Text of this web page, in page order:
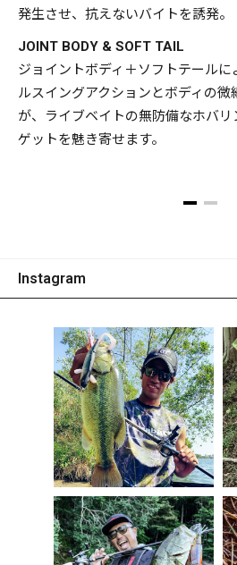
発生させ、抗えないバイトを誘発。
JOINT BODY & SOFT TAIL
ジョイントボディ＋ソフトテール
ルスイングアクションとボディの微
が、ライブベイトの無防備なホバ
ゲットを魅き寄せます。
Instagram